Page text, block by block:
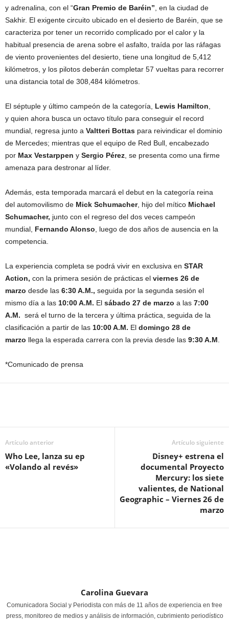
y adrenalina, con el “Gran Premio de Baréin” , en la ciudad de
Sakhir. El exigente circuito ubicado en el desierto de Baréin, que se
caracteriza por tener un recorrido complicado por el calor y la
habitual presencia de arena sobre el asfalto, traída por las ráfagas
de viento provenientes del desierto, tiene una longitud de 5,412
kilómetros, y los pilotos deberán completar 57 vueltas para recorrer
una distancia total de 308,484 kilómetros.
El séptuple y último campeón de la categoría, Lewis Hamilton
y quien ahora busca un octavo título para conseguir el record
mundial, regresa junto a Valtteri Bottas para reivindicar el dominio
de Mercedes; mientras que el equipo de Red Bull, encabezado
por Max Vestarppen y Sergio Pérez , se presenta como una firme
amenaza para destronar al líder.
Además, esta temporada marcará el debut en la categoría reina
del automovilismo de Mick Schumacher, hijo del mítico Michael
Schumacher, junto con el regreso del dos veces campeón
mundial, Fernando Alonso , luego de dos años de ausencia en la
competencia.
La experiencia completa se podrá vivir en exclusiva en STAR
Action, con la primera sesión de prácticas el viernes 26 de
marzo desde las 6:30 A.M., seguida por la segunda sesión el
mismo día a las 10:00 A.M. El sábado 27 de marzo a las 7:00
A.M. será el turno de la tercera y última práctica, seguida de la
clasificación a partir de las 10:00 A.M. El domingo 28 de
marzo llega la esperada carrera con la previa desde las 9:30 A.M
*Comunicado de prensa
Artículo anterior
Who Lee, lanza su ep
«Volando al revés»
Artículo siguiente
Disney+ estrena el
documental Proyecto
Mercury: los siete
valientes, de National
Geographic – Viernes 26 de
marzo
Carolina Guevara
Comunicadora Social y Periodista con más de 11 años de experiencia en free
press, monitoreo de medios y análisis de información, cubrimiento periodístico